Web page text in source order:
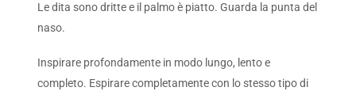
Le dita sono dritte e il palmo è piatto. Guarda la punta del
naso.
Inspirare profondamente in modo lungo, lento e
completo. Espirare completamente con lo stesso tipo di